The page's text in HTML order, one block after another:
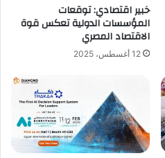
خبير اقتصادي: توقعات
المؤسسات الدولية تعكس قوة
الاقتصاد المصري
12 أغسطس، 2025